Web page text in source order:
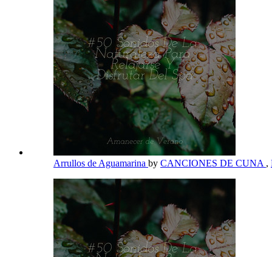
Arrullos de Aguamarina by CANCIONES DE CUNA ,